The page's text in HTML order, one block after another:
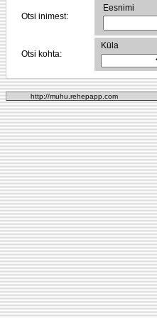
Otsi inimest:
Eesnimi
Otsi kohta:
Küla
http://muhu.rehepapp.com